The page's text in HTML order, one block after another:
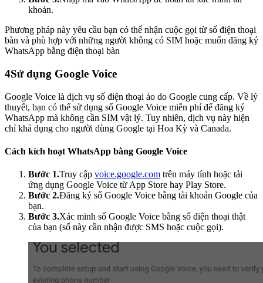
khoản.
Phương pháp này yêu cầu bạn có thể nhận cuộc gọi từ số điện thoại
bàn và phù hợp với những người không có SIM hoặc muốn đăng ký
WhatsApp bằng điện thoại bàn
4Sử dụng Google Voice
Google Voice là dịch vụ số điện thoại ảo do Google cung cấp. Về lý
thuyết, bạn có thể sử dụng số Google Voice miễn phí để đăng ký
WhatsApp mà không cần SIM vật lý. Tuy nhiên, dịch vụ này hiện
chỉ khả dụng cho người dùng Google tại Hoa Kỳ và Canada.
Cách kích hoạt WhatsApp bằng Google Voice
Bước 1.Truy cập voice.google.com trên máy tính hoặc tải
ứng dụng Google Voice từ App Store hay Play Store.
Bước 2.Đăng ký số Google Voice bằng tài khoản Google của
bạn.
Bước 3.Xác minh số Google Voice bằng số điện thoại thật
của bạn (số này cần nhận được SMS hoặc cuộc gọi).